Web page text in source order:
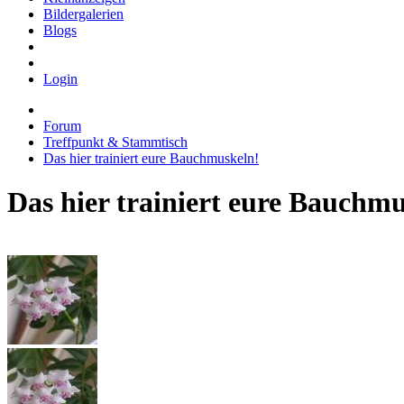
Bildergalerien
Blogs
Login
Forum
Treffpunkt & Stammtisch
Das hier trainiert eure Bauchmuskeln!
Das hier trainiert eure